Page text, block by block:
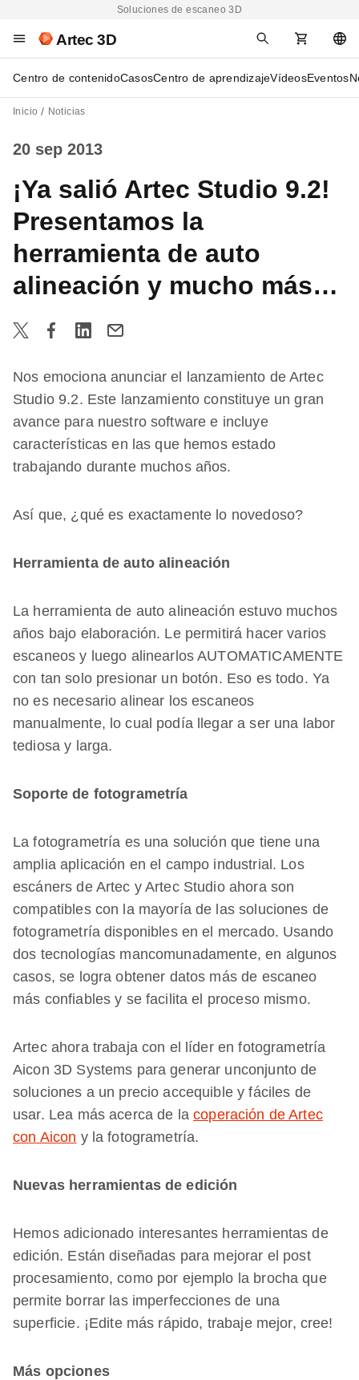
Soluciones de escaneo 3D
Artec 3D
Centro de contenidoCasosCentro de aprendizajeVídeosEventos
Inicio Noticias
20 sep 2013
¡Ya salió Artec Studio 9.2!
Presentamos la
herramienta de auto
alineación y mucho más…
Nos emociona anunciar el lanzamiento de Artec
Studio 9.2. Este lanzamiento constituye un gran
avance para nuestro software e incluye
características en las que hemos estado
trabajando durante muchos años.
Así que, ¿qué es exactamente lo novedoso?
Herramienta de auto alineación
La herramienta de auto alineación estuvo muchos
años bajo elaboración. Le permitirá hacer varios
escaneos y luego alinearlos AUTOMATICAMENTE
con tan solo presionar un botón. Eso es todo. Ya
no es necesario alinear los escaneos
manualmente, lo cual podía llegar a ser una labor
tediosa y larga.
Soporte de fotogrametría
La fotogrametría es una solución que tiene una
amplia aplicación en el campo industrial. Los
escáners de Artec y Artec Studio ahora son
compatibles con la mayoría de las soluciones de
fotogrametría disponibles en el mercado. Usando
dos tecnologías mancomunadamente, en algunos
casos, se logra obtener datos más de escaneo
más confiables y se facilita el proceso mismo.
Artec ahora trabaja con el líder en fotogrametría
Aicon 3D Systems para generar unconjunto de
soluciones a un precio accequible y fáciles de
usar. Lea más acerca de lacoperación de Artec
con Aicon y la fotogrametría.
Nuevas herramientas de edición
Hemos adicionado interesantes herramientas de
edición. Están diseñadas para mejorar el post
procesamiento, como por ejemplo la brocha que
permite borrar las imperfecciones de una
superficie. ¡Edite más rápido, trabaje mejor, cree!
Más opciones